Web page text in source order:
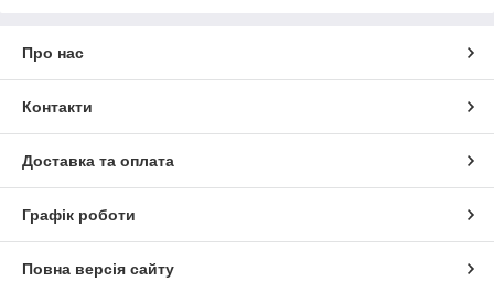
Про нас
Контакти
Доставка та оплата
Графік роботи
Повна версія сайту